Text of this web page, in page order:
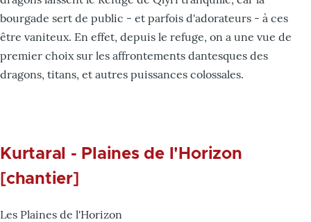
bourgade sert de public - et parfois d'adorateurs - à ces
être vaniteux. En effet, depuis le refuge, on a une vue de
premier choix sur les affrontements dantesques des
dragons, titans, et autres puissances colossales.
Kurtaral - Plaines de l'Horizon
[chantier]
Les Plaines de l'Horizon